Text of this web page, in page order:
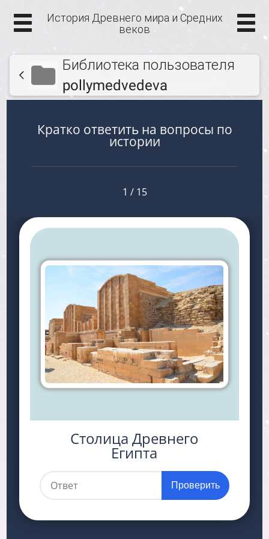
История Древнего мира и Средних
веков
Библиотека пользователя
pollymedvedeva